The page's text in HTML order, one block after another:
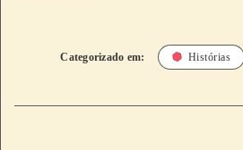
Categorizado em: Histórias